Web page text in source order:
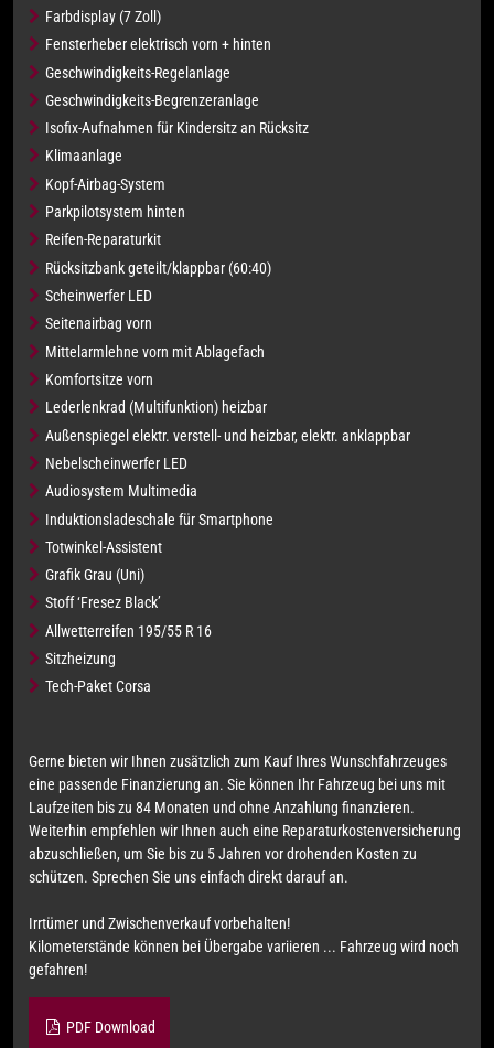
Farbdisplay (7 Zoll)
Fensterheber elektrisch vorn + hinten
Geschwindigkeits-Regelanlage
Geschwindigkeits-Begrenzeranlage
Isofix-Aufnahmen für Kindersitz an Rücksitz
Klimaanlage
Kopf-Airbag-System
Parkpilotsystem hinten
Reifen-Reparaturkit
Rücksitzbank geteilt/klappbar (60:40)
Scheinwerfer LED
Seitenairbag vorn
Mittelarmlehne vorn mit Ablagefach
Komfortsitze vorn
Lederlenkrad (Multifunktion) heizbar
Außenspiegel elektr. verstell- und heizbar, elektr. anklappbar
Nebelscheinwerfer LED
Audiosystem Multimedia
Induktionsladeschale für Smartphone
Totwinkel-Assistent
Grafik Grau (Uni)
Stoff ‘Fresez Black’
Allwetterreifen 195/55 R 16
Sitzheizung
Tech-Paket Corsa
Gerne bieten wir Ihnen zusätzlich zum Kauf Ihres Wunschfahrzeuges
eine passende Finanzierung an. Sie können Ihr Fahrzeug bei uns mit
Laufzeiten bis zu 84 Monaten und ohne Anzahlung finanzieren.
Weiterhin empfehlen wir Ihnen auch eine Reparaturkostenversicherung
abzuschließen, um Sie bis zu 5 Jahren vor drohenden Kosten zu
schützen. Sprechen Sie uns einfach direkt darauf an.
Irrtümer und Zwischenverkauf vorbehalten!
Kilometerstände können bei Übergabe variieren ... Fahrzeug wird noch
gefahren!
PDF Download